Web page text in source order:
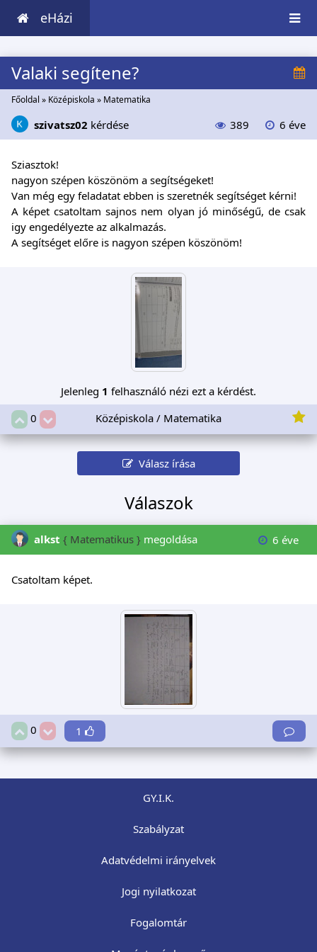
eHázi
Valaki segítene?
Főoldal » Középiskola » Matematika
szivatsz02 kérdése 389 6 éve
Sziasztok!
nagyon szépen köszönöm a segítségeket!
Van még egy feladatat ebben is szeretnék segítséget kérni!
A képet csatoltam sajnos nem olyan jó minőségű, de csak
igy engedélyezte az alkalmazás.
A segítséget előre is nagyon szépen köszönöm!
Jelenleg 1 felhasználó nézi ezt a kérdést.
0
Középiskola / Matematika
Válasz írása
Válaszok
alkst { Matematikus } megoldása 6 éve
Csatoltam képet.
0 1
GY.I.K.
Szabályzat
Adatvédelmi irányelvek
Jogi nyilatkozat
Fogalomtár